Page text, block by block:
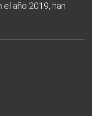
año 2019, han